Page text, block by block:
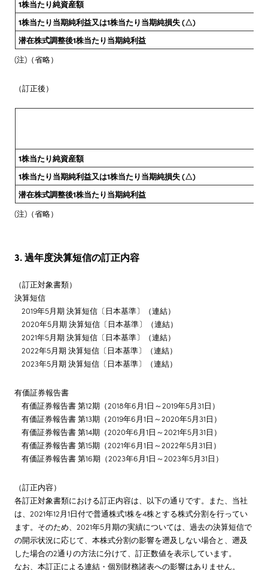
1株当たり純資産額
1株当たり当期純利益又は1株当たり当期純損失 (△)
潜在株式調整後1株当たり当期純利益
(注)（省略）
（訂正後）
1株当たり純資産額
1株当たり当期純利益又は1株当たり当期純損失 (△)
潜在株式調整後1株当たり当期純利益
(注)（省略）
3. 過年度決算短信の訂正内容
（訂正対象書類）
決算短信
2019年5月期 決算短信〔日本基準〕（連結）
2020年5月期 決算短信〔日本基準〕（連結）
2021年5月期 決算短信〔日本基準〕（連結）
2022年5月期 決算短信〔日本基準〕（連結）
2023年5月期 決算短信〔日本基準〕（連結）
有価証券報告書
有価証券報告書 第12期（2018年6月1日～2019年5月31日）
有価証券報告書 第13期（2019年6月1日～2020年5月31日）
有価証券報告書 第14期（2020年6月1日～2021年5月31日）
有価証券報告書 第15期（2021年6月1日～2022年5月31日）
有価証券報告書 第16期（2023年6月1日～2023年5月31日）
（訂正内容）
各訂正対象書類における訂正内容は、以下の通りです。また、当社
は、2021年12月1日付で普通株式1株を4株とする株式分割を行ってい
ます。そのため、2021年5月期の実績については、過去の決算短信で
の開示状況に応じて、本株式分割の影響を遡及しない場合と、遡及
した場合の2通りの方法に分けて、訂正数値を表示しています。
なお、本訂正による連結・個別財務諸表への影響はありません。